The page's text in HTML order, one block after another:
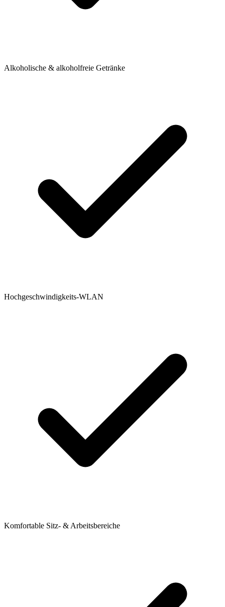
Alkoholische & alkoholfreie Getränke
Hochgeschwindigkeits-WLAN
Komfortable Sitz- & Arbeitsbereiche